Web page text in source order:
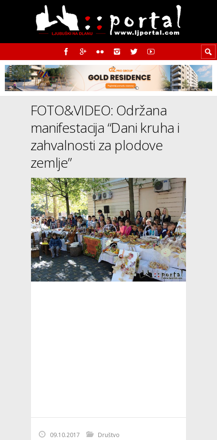
FOTO&VIDEO: Održana
manifestacija “Dani kruha i
zahvalnosti za plodove
zemlje”
09.10.2017 Društvo